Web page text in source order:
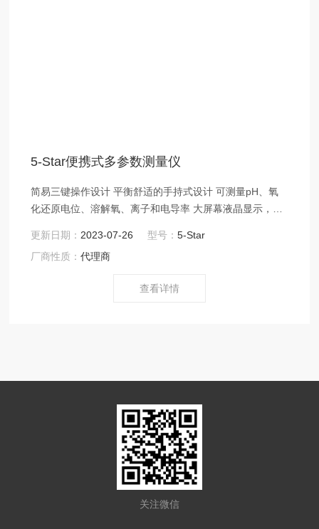
5-Star便携式多参数测量仪
简易三键操作设计 平衡舒适的手持式设计 可测量pH、氧
化还原电位、溶解氧、离子和电导率 大屏幕液晶显示，读
更新日期： 2023-07-26 型号：5-Star
厂商性质：代理商
查看详情
关注微信